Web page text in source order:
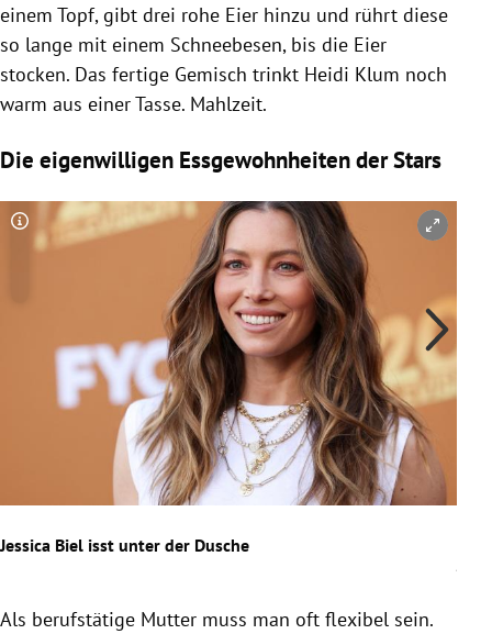
einem Topf, gibt drei rohe Eier hinzu und rührt diese
so lange mit einem Schneebesen, bis die Eier
stocken. Das fertige Gemisch trinkt Heidi Klum noch
warm aus einer Tasse. Mahlzeit.
Die eigenwilligen Essgewohnheiten der Stars
Copyright-Hinweis öffnen/schließen
Jessica Biel isst unter der Dusche
Als berufstätige Mutter muss man oft flexibel sein.